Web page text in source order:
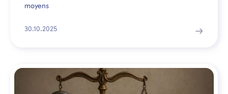
moyens
30.10.2025